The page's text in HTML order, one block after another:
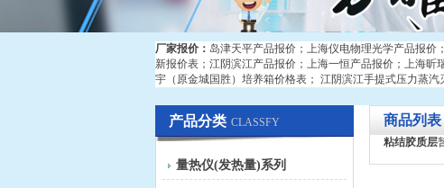
厂家报价： 岛津天平产品报价； 上海仪电物理光学产品报价；
新报价表； 江阴滨江产品报价； 上海一恒产品报价； 上海昕
宇（原金城国胜）培养箱价格表； 江阴滨江手提式压力蒸汽
产品分类 CLASSFY
量热仪(发热量)系列
商品列表
粘结胶质层